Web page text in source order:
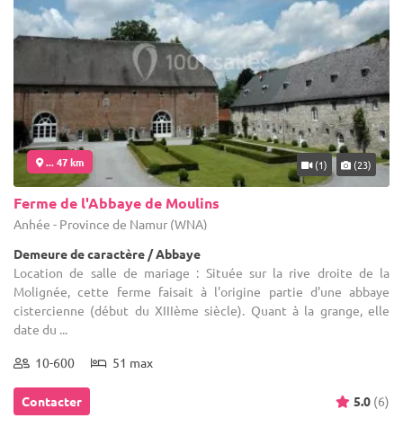
... 47 km (1) (23)
Ferme de l'Abbaye de Moulins
Anhée - Province de Namur (WNA)
Demeure de caractère / Abbaye
Location de salle de mariage : Située sur la rive droite de la
Molignée, cette ferme faisait à l'origine partie d'une abbaye
cistercienne (début du XIIIème siècle). Quant à la grange, elle
date du ...
10-600 51 max
Contacter 5.0 (6)